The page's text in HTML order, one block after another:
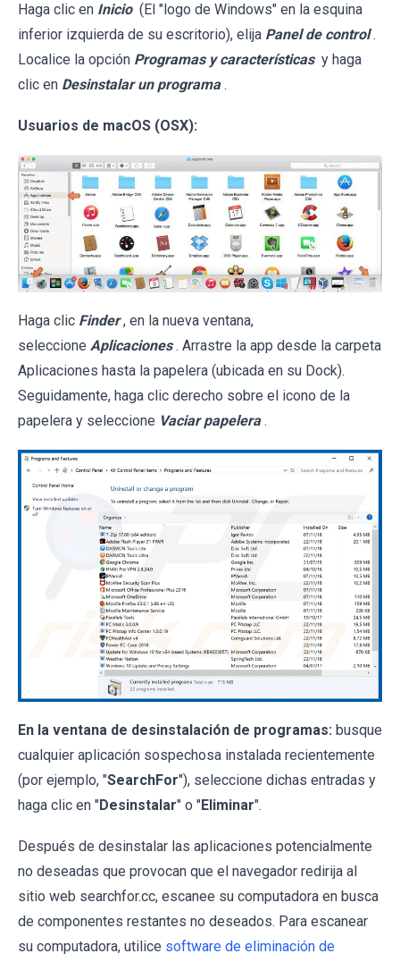
Haga clic en Inicio (El "logo de Windows" en la esquina
inferior izquierda de su escritorio), elija Panel de control .
Localice la opción Programas y características y haga
clic en Desinstalar un programa .
Usuarios de macOS (OSX):
Haga clic Finder , en la nueva ventana,
seleccione Aplicaciones . Arrastre la app desde la carpeta
Aplicaciones hasta la papelera (ubicada en su Dock).
Seguidamente, haga clic derecho sobre el icono de la
papelera y seleccione Vaciar papelera .
En la ventana de desinstalación de programas: busque
cualquier aplicación sospechosa instalada recientemente
(por ejemplo, "SearchFor"), seleccione dichas entradas y
haga clic en "Desinstalar" o "Eliminar".
Después de desinstalar las aplicaciones potencialmente
no deseadas que provocan que el navegador redirija al
sitio web searchfor.cc, escanee su computadora en busca
de componentes restantes no deseados. Para escanear
su computadora, utilice software de eliminación de